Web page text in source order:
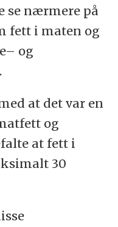
se nærmere på
fett i maten og
og
at det var en
og
at fett i
30